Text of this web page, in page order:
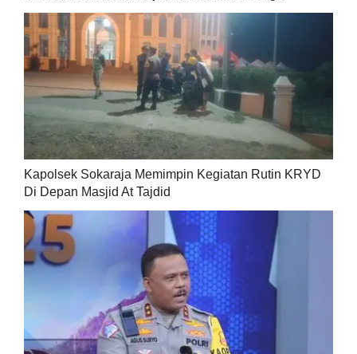
Kapolsek Sokaraja Memimpin Kegiatan Rutin KRYD
Di Depan Masjid At Tajdid